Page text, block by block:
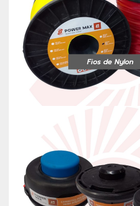
Fios de Nylon